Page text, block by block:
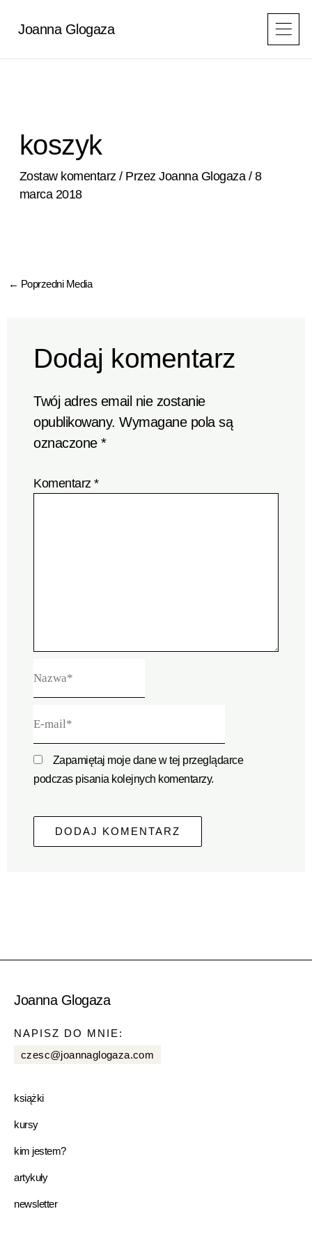
Joanna Glogaza
koszyk
Zostaw komentarz / PrzezJoanna Glogaza / 8
marca 2018
← Poprzedni Media
Dodaj komentarz
Twój adres email nie zostanie
opublikowany. Wymagane pola są
oznaczone*
Komentarz*
mail*
Zapamiętaj moje dane w tej przeglądarce
podczas pisania kolejnych komentarzy.
Joanna Glogaza
NAPISZ DO MNIE:
czesc@joannaglogaza.com
książki
kursy
kim jestem?
artykuły
newsletter